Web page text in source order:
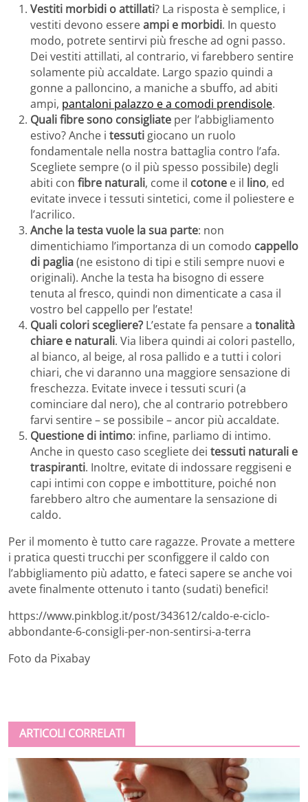
Vestiti morbidi o attillati? La risposta è semplice, i
vestiti devono essereampi e morbidi. In questo
modo, potrete sentirvi più fresche ad ogni passo.
Dei vestiti attillati, al contrario, vi farebbero sentire
solamente più accaldate. Largo spazio quindi a
gonne a palloncino, a maniche a sbuffo, ad abiti
ampi, pantaloni palazzo e a comodi prendisole.
Quali fibre sono consigliate per l’abbigliamento
estivo? Anche i tessuti giocano un ruolo
fondamentale nella nostra battaglia contro l’afa.
Scegliete sempre (o il più spesso possibile) degli
abiti con fibre naturali, come il cotone e il lino, ed
evitate invece i tessuti sintetici, come il poliestere e
l’acrilico.
Anche la testa vuole la sua parte: non
dimentichiamo l’importanza di un comodo cappello
di paglia(ne esistono di tipi e stili sempre nuovi e
originali). Anche la testa ha bisogno di essere
tenuta al fresco, quindi non dimenticate a casa il
vostro bel cappello per l’estate!
Quali colori scegliere? L’estate fa pensare a tonalità
chiare e naturali. Via libera quindi ai colori pastello,
al bianco, al beige, al rosa pallido e a tutti i colori
chiari, che vi daranno una maggiore sensazione di
freschezza. Evitate invece i tessuti scuri (a
cominciare dal nero), che al contrario potrebbero
farvi sentire – se possibile – ancor più accaldate.
Questione di intimo: infine, parliamo di intimo.
Anche in questo caso scegliete dei tessuti naturali e
traspiranti. Inoltre, evitate di indossare reggiseni e
capi intimi con coppe e imbottiture, poiché non
farebbero altro che aumentare la sensazione di
caldo.
Per il momento è tutto care ragazze. Provate a mettere
i pratica questi trucchi per sconfiggere il caldo con
l’abbigliamento più adatto, e fateci sapere se anche voi
avete finalmente ottenuto i tanto (sudati) benefici!
https://www.pinkblog.it/post/343612/caldo-e-ciclo-
abbondante-6-consigli-per-non-sentirsi-a-terra
Foto da Pixabay
ARTICOLI CORRELATI